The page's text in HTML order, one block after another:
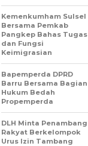
Kemenkumham Sulsel
Bersama Pemkab
Pangkep Bahas Tugas
dan Fungsi
Keimigrasian
Bapemperda DPRD
Barru Bersama Bagian
Hukum Bedah
Propemperda
DLH Minta Penambang
Rakyat Berkelompok
Urus Izin Tambang